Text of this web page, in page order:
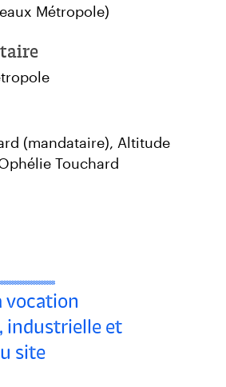
Métropole)
(mandataire), Altitude
Touchard
vocation
industrielle et
site